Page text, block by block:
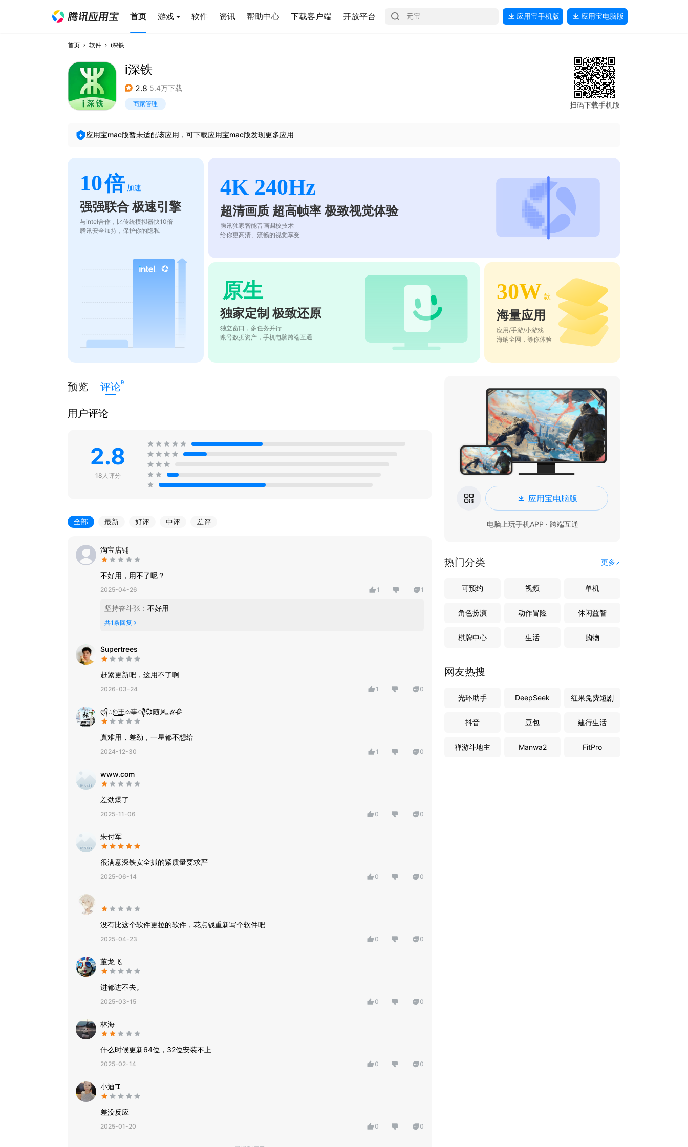
首页 游戏 软件 资讯 帮助中心 下载客户端 开放平台 应用宝手机版 应用宝电脑版
首页 软件 i深铁
i深铁
2.8 5.4万下载
商家管理 扫码下载手机版
应用宝mac版暂未适配该应用，可下载应用宝mac版发现更多应用
10倍 加速
强强联合 极速引擎
与intel合作，比传统模拟器快10倍
腾讯安全加持，保护你的隐私
4K 240Hz
超清画质 超高帧率 极致视觉体验
腾讯独家智能音画调校技术
给你更高清、流畅的视觉享受
原生
独家定制 极致还原
独立窗口，多任务并行
账号数据资产，手机电脑跨端互通
30W 款
海量应用
应用/手游/小游戏
海纳全网，等你体验
预览 评论9
用户评论
2.8
18人评分
全部 最新 好评 中评 差评
淘宝店铺
不好用，用不了呢？
2025-04-26 1 1
坚持奋斗张 ： 不好用
共1条回复
Supertrees
赶紧更新吧，这用不了啊
2026-03-24 1 0
ღ᭄ꦿ꯭王ঞ事ꦿ᭄💞随风ℳ🥀
真难用，差劲，一星都不想给
2024-12-30 1 0
www.com
差劲爆了
2025-11-06 0 0
朱付军
很满意深铁安全抓的紧质量要求严
2025-06-14 0 0
没有比这个软件更拉的软件，花点钱重新写个软件吧
2025-04-23 0 0
董龙飞
进都进不去。
2025-03-15 0 0
林海
什么时候更新64位，32位安装不上
2025-02-14 0 0
小迪
差没反应
2025-01-20 0 0
应用宝电脑版
电脑上玩手机APP · 跨端互通
热门分类 更多
可预约 视频 单机
角色扮演 动作冒险 休闲益智
棋牌中心 生活 购物
网友热搜
光环助手 DeepSeek 红果免费短剧
抖音 豆包 建行生活
禅游斗地主 Manwa2 FitPro